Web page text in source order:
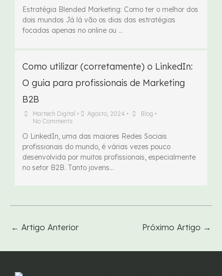
Estratégia Blended Marketing: Como ter o melhor dos
dois mundos Já lá vão os dias das estratégias
focadas apenas no online ou …
Como utilizar (corretamente) o LinkedIn:
O guia para profissionais de Marketing
B2B
Martech Digital • Agosto, 2024 • Blog •
No Comments
O LinkedIn, uma das maiores Redes Sociais
profissionais do mundo, é várias vezes pouco
desenvolvida por muitos profissionais, especialmente
no setor B2B. Tanto jovens...
← Artigo Anterior Próximo Artigo →